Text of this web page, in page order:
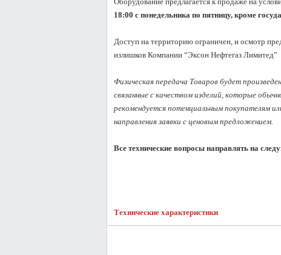
18:00 с понедельника по пятницу, кроме
Доступ на территорию ограничен, и осмотр
излишков Компании “Эксон Нефтегаз Лимитед”
Физическая передача Товаров будет
связанные с качеством изделий, которые
рекомендуется потенциальным покупателям
направления заявки с ценовым предложением.
Все технические вопросы направлять на
Технические характеристики